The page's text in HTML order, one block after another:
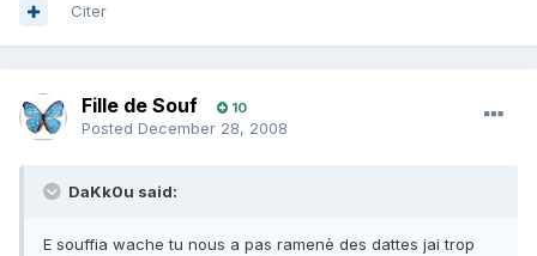
Citer
Fille de Souf 10
Posted December 28, 2008
DaKk0u said:
E souffia wache tu nous a pas ramenè des dattes jai trop